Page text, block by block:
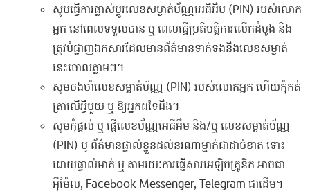
សូមធ្វើការផ្លាស់ប្តូរលេខសម្ងាត់ប័ណ្ណអេធីអឹម (PIN) របស់លោក
អ្នក នៅពេលទទួលបាន ឬ ពេលធ្វើប្រតិបត្តិការលើកដំបូង និង
ត្រូវបំផ្លាញឯកសារដែលមានព័ត៌មានទាក់ទងនឹងលេខសម្ងាត់
នេះចោលភ្លាមៗ។
សូមចងចាំលេខសម្ងាត់ប័ណ្ណ (PIN) របស់លោកអ្នក ហើយកុំកត់
ត្រាលើអ្វីមួយ ឬ ឱ្យអ្នកដទៃដឹង។
សូមកុំផ្តល់ ឬ ផ្ញើលេខប័ណ្ណអេធីអឹម និង/ឬ លេខសម្ងាត់ប័ណ្ណ
(PIN) ឬ ព័ត៌មានផ្ទាល់ខ្លួនដល់នរណាម្នាក់ជាដាច់ខាត ទោះ
ដោយផ្ទាល់មាត់ ឬ តាមរយៈការផ្ញើសារអេឡិចត្រូនិក អាចជា
អុីម៉ែល, Facebook Messenger, Telegram ជាដើម។